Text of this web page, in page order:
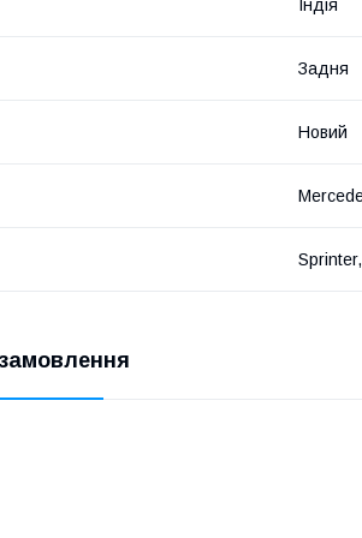
Індія
Задня
Новий